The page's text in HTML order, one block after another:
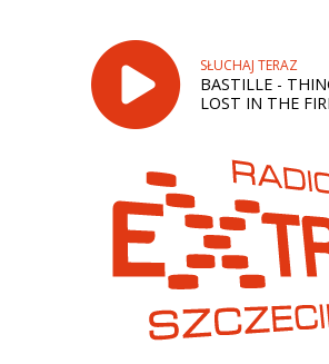
SŁUCHAJ TERAZ
BASTILLE -
LOST IN THE